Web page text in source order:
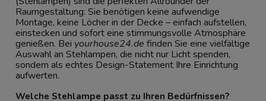
Raumgestaltung: Sie benötigen keine aufwendige
Montage, keine Löcher in der Decke – einfach aufstellen,
einstecken und sofort eine stimmungsvolle Atmosphäre
genießen. Bei yourhouse24.de finden Sie eine vielfältige
Auswahl an Stehlampen, die nicht nur Licht spenden,
sondern als echtes Design-Statement Ihre Einrichtung
aufwerten.
Welche Stehlampe passt zu Ihren Bedürfnissen?